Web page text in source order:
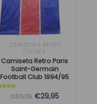
CAMISETAS RETRO
CLUBES
Camiseta Retro Paris
Saint-Germain
Football Club 1994/95
€89,95 €29,95
variantes.
opciones
se
pueden
elegir
en
la